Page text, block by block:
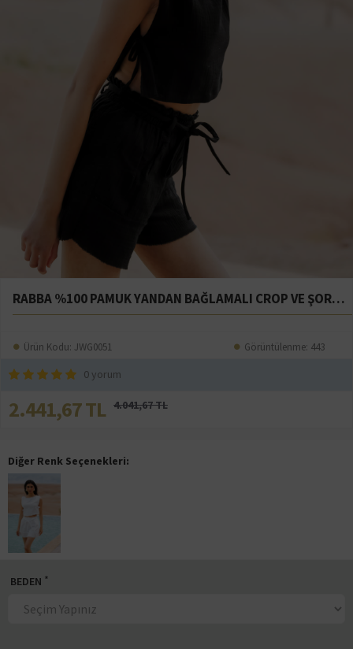
RABBA %100 PAMUK YANDAN BAĞLAMALI CROP VE ŞORT TAKIM
Ürün Kodu: JWG0051 Görüntülenme: 443
0 yorum
2.441,67 TL 4.041,67 TL
Diğer Renk Seçenekleri:
BEDEN